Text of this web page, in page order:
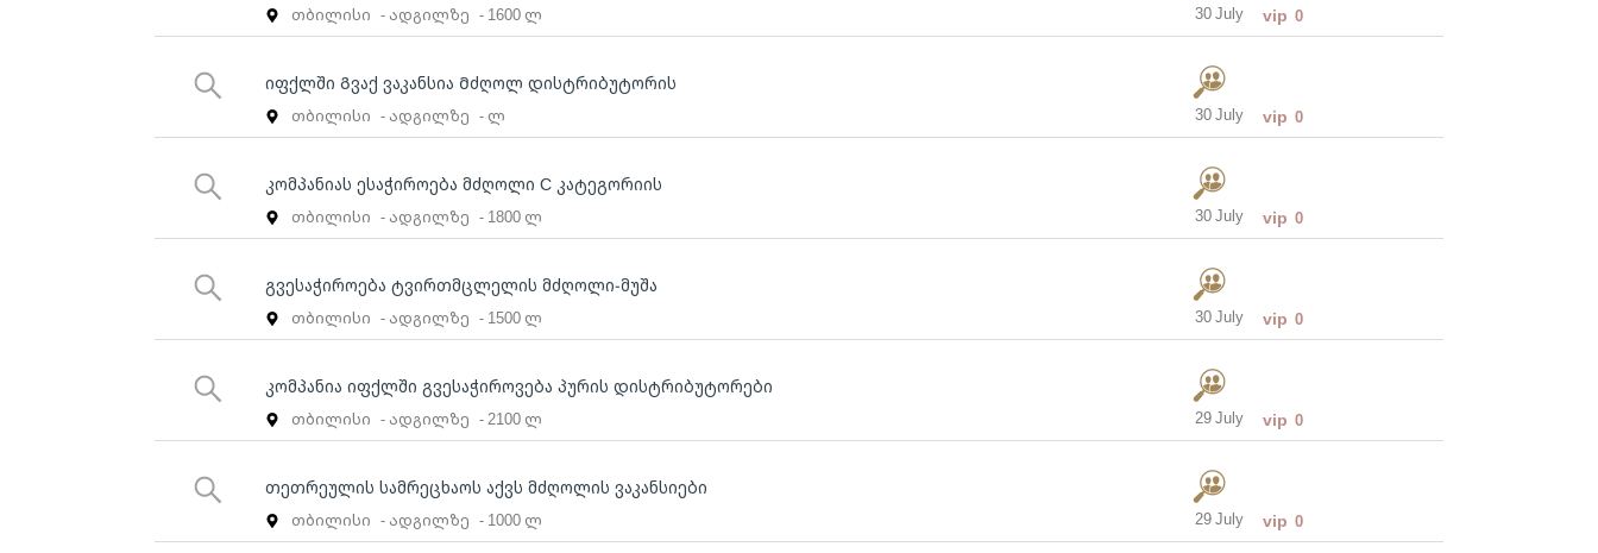
თბილისი - ადგილზე - 1600 ლ 30 July vip 0
იფქლში Გვაქ ვაკანსია Მძღოლ დისტრიბუტორის
თბილისი - ადგილზე - ლ 30 July vip 0
კომპანიას ესაჭიროება მძღოლი C კატეგორიის
თბილისი - ადგილზე - 1800 ლ 30 July vip 0
გვესაჭიროება ტვირთმცლელის მძღოლი-მუშა
თბილისი - ადგილზე - 1500 ლ 30 July vip 0
კომპანია იფქლში გვესაჭიროვება პურის დისტრიბუტორები
თბილისი - ადგილზე - 2100 ლ 29 July vip 0
თეთრეულის სამრეცხაოს აქვს მძღოლის ვაკანსიები
თბილისი - ადგილზე - 1000 ლ 29 July vip 0